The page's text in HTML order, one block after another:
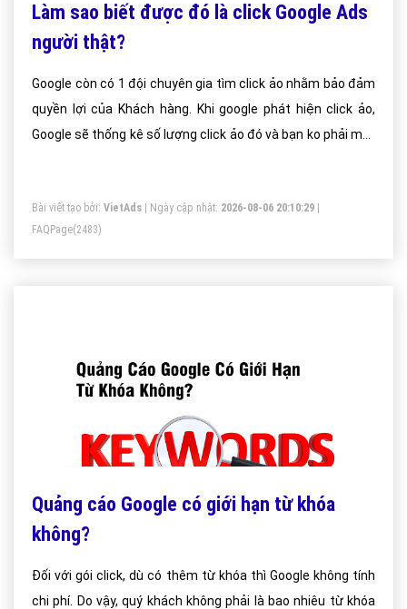
Làm sao biết được đó là click Google Ads
người thật?
Google còn có 1 đội chuyên gia tìm click ảo nhằm bảo đảm
quyền lợi của Khách hàng. Khi google phát hiện click ảo,
Google sẽ thống kê số lượng click ảo đó và bạn ko phải mất
Bài viết tạo bởi: VietAds | Ngày cập nhật: 2026-08-06 20:10:29
FAQPage(2483)
Quảng cáo Google có giới hạn từ khóa
không?
Đối với gói click, dù có thêm từ khóa thì Google không tính
chi phí. Do vậy, quý khách không phải là bao nhiêu từ khóa